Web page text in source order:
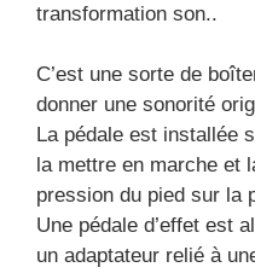
transformation son..
C’est une sorte de
donner une sonorité
La pédale est installée
la mettre en marche et
pression du pied sur la
Une pédale d’effet est
un adaptateur relié à